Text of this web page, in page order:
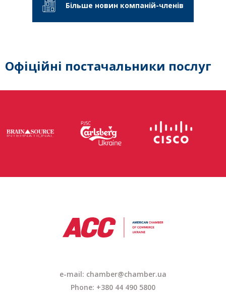
Більше новин компаній-членів
Офіційні постачальники послуг
e-mail: chamber@chamber.ua
Phone: +380 44 490 5800